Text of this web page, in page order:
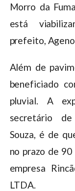
Morro da
está
prefeito,
Além de
beneficiado
pluvial. A
secretário
Souza, é de
no prazo de
empresa
LTDA.